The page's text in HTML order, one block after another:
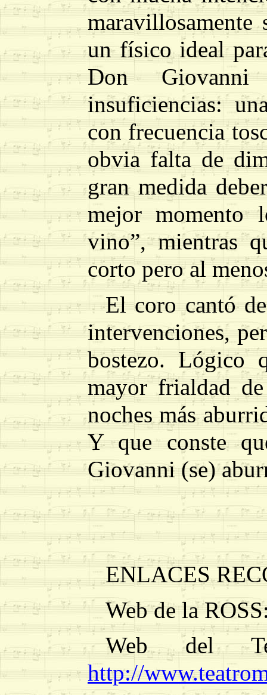
maravillosamente
un físico ideal
Don
insuficiencias:
con frecuencia
obvia falta de
gran medida
mejor momento
vino”, mientras
corto pero al
El coro cantó
intervenciones,
bostezo. Lógico
mayor frialdad
noches más
Y que conste
Giovanni (se)
ENLACES
Web de la
Web del
http://